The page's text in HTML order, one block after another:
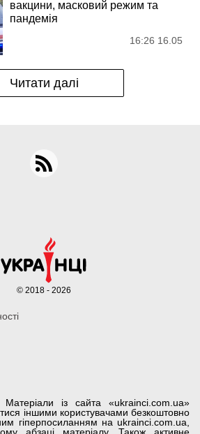
вакцини, масковий режим та
пандемія
16:26 16.05
Читати далі
із сайта «ukrainci.com.ua»
іншими користувачами безкоштовно
гіперпосиланням на ukrainci.com.ua,
абзаці матеріалу. Також активне
© 2018 - 2026